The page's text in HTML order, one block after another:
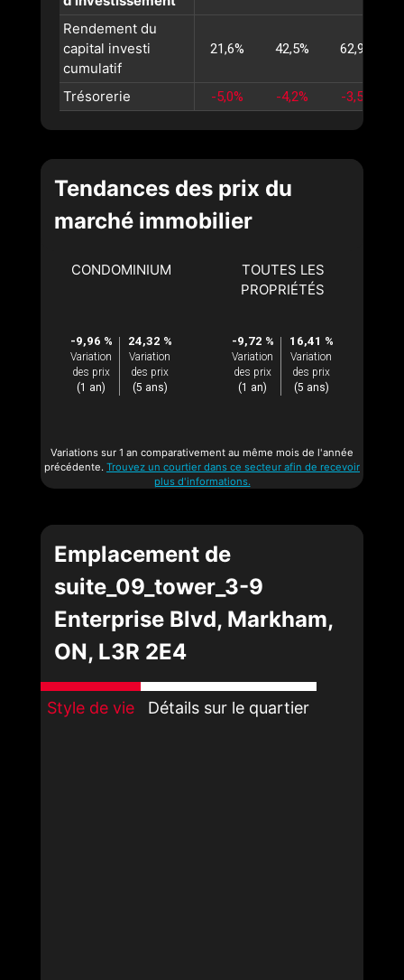
Rendement du
capital investi
cumulatif
21,6% 42,5% 62,9%
Trésorerie -5,0% -4,2% -3,5%
Tendances des prix du
marché immobilier
CONDOMINIUM
-9,96 %
Variation
des prix
(1 an)
24,32 %
Variation
des prix
(5 ans)
TOUTES LES
PROPRIÉTÉS
-9,72 %
Variation
des prix
(1 an)
16,41 %
Variation
des prix
(5 ans)
Variations sur 1 an comparativement au même mois de l'année
précédente. Trouvez un courtier dans ce secteur afin de recevoir
plus d'informations.
Emplacement de
suite_09_tower_3-9
Enterprise Blvd, Markham,
ON, L3R 2E4
Style de vie Détails sur le quartier